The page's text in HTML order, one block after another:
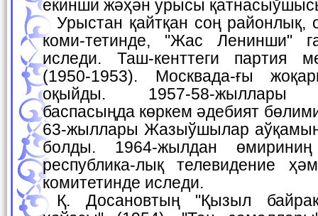
екинши жәҳән урысы
Урыстан қайтқан соң районлық, областьлық Жаслар
коми-тетинде, "Жас Ленинши"
иследи. Таш-кенттеги партия
(1950-1953). Москвада-ғы
оқыйды. 1957-58-жыллары
баспасыңда көркем әдебият
63-жыллары Жазыўшылар
болды. 1964-жылдан
республика-лық телевидение
комитетинде иследи.
Қ. Досановтың "Қызыл байрақ" (1952), "Шайыр